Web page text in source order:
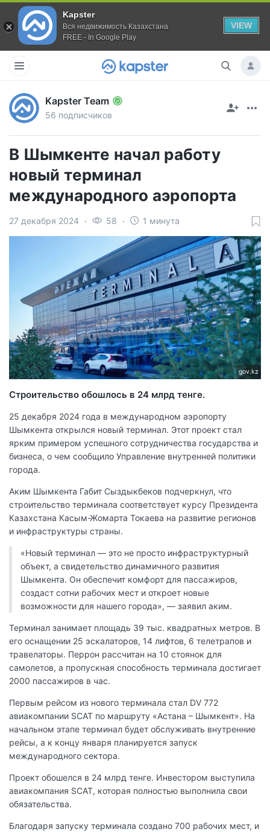
Kapster
Вся недвижимость Казахстана
FREE - In Google Play
VIEW
Kapster Team
56 подписчиков
В Шымкенте начал работу
новый терминал
международного аэропорта
27 декабря 2024 58 1 минута
gov.kz
Строительство обошлось в 24 млрд тенге.
25 декабря 2024 года в международном аэропорту
Шымкента открылся новый терминал. Этот проект стал
ярким примером успешного сотрудничества государства и
бизнеса, о чем сообщило Управление внутренней политики
города.
Аким Шымкента Габит Сыздыкбеков подчеркнул, что
строительство терминала соответствует курсу Президента
Казахстана Касым-Жомарта Токаева на развитие регионов
и инфраструктуры страны.
«Новый терминал — это не просто инфраструктурный
объект, а свидетельство динамичного развития
Шымкента. Он обеспечит комфорт для пассажиров,
создаст сотни рабочих мест и откроет новые
возможности для нашего города», — заявил аким.
Терминал занимает площадь 39 тыс. квадратных метров. В
его оснащении 25 эскалаторов, 14 лифтов, 6 телетрапов и
травелаторы. Перрон рассчитан на 10 стоянок для
самолетов, а пропускная способность терминала достигает
2000 пассажиров в час.
Первым рейсом из нового терминала стал DV 772
авиакомпании SCAT по маршруту «Астана – Шымкент». На
начальном этапе терминал будет обслуживать внутренние
рейсы, а к концу января планируется запуск
международного сектора.
Проект обошелся в 24 млрд тенге. Инвестором выступила
авиакомпания SCAT, которая полностью выполнила свои
обязательства.
Благодаря запуску терминала создано 700 рабочих мест, и